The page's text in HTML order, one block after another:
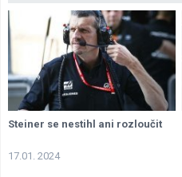
Steiner se nestihl ani rozloučit
17.01. 2024